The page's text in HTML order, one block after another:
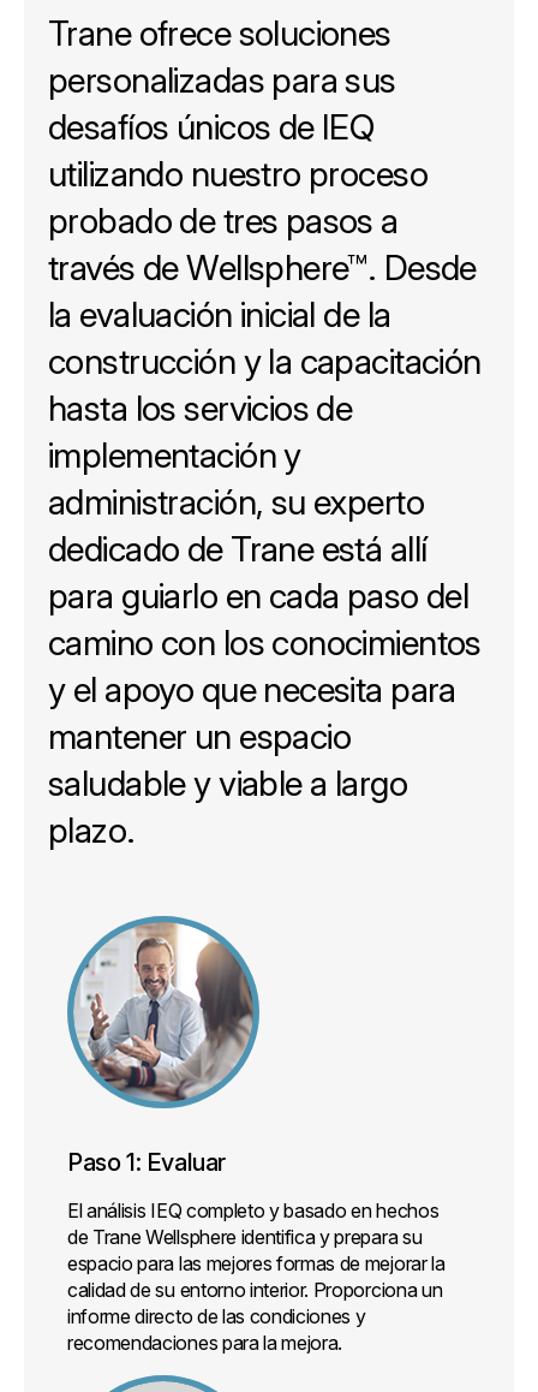
Trane ofrece soluciones
personalizadas para sus
desafíos únicos de IEQ
utilizando nuestro proceso
probado de tres pasos a
través de Wellsphere™. Desde
la evaluación inicial de la
construcción y la capacitación
hasta los servicios de
implementación y
administración, su experto
dedicado de Trane está allí
para guiarlo en cada paso del
camino con los conocimientos
y el apoyo que necesita para
mantener un espacio
saludable y viable a largo
plazo.
Paso 1: Evaluar
El análisis IEQ completo y basado en hechos
de Trane Wellsphere identifica y prepara su
espacio para las mejores formas de mejorar la
calidad de su entorno interior. Proporciona un
informe directo de las condiciones y
recomendaciones para la mejora.